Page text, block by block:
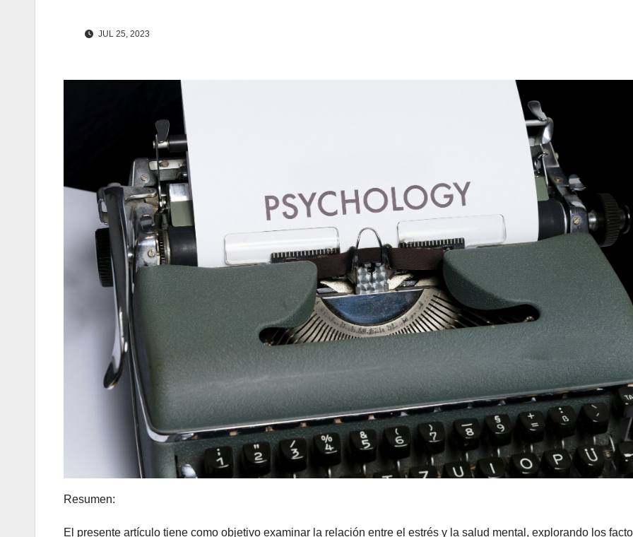
JUL 25, 2023
Resumen:
El presente artículo tiene como objetivo examinar la relación entre el estrés y la salud mental, explorando los